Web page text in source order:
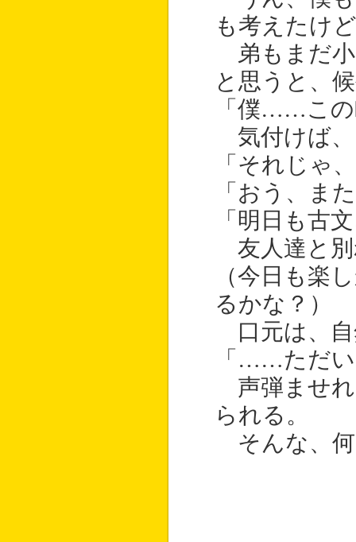
も考えたけ
弟もまだ小
と思うと、
「僕……こ
気付けば、
「それじゃ
「おう、ま
「明日も古
友人達と別
（今日も楽
るかな？）
口元は、自
「……ただ
声弾ませれ
られる。
そんな、何